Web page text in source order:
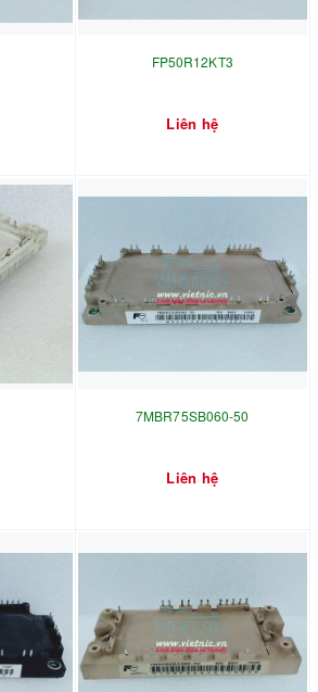
FP50R12KT3
Liên hệ
7MBR75SB060-50
Liên hệ